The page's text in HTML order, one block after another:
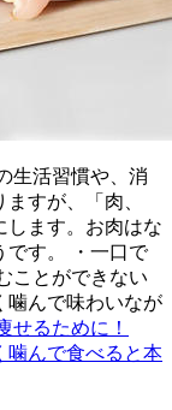
生活習慣や、消
すが、「肉、
します。お肉はな
です。 ・一口で
ことができない
噛んで味わいなが
せるために！
噛んで食べると本